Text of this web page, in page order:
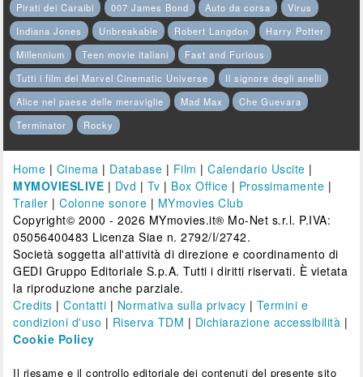
Pirati dei Caraibi
007 James Bond Auto da corsa
Virus
Indiana Jones
Unbreakable Robert Langdon
Harry Potter
Millennium
Teen movie italiani
Fast and Furious
Tutti i film del Marvel Cinematic Universe
Il signore degli anelli
Alice nel paese delle meraviglie
Mad Max
Che Guevara
Terminator
Rocky
Home | Cinema | Database | Film |Calendario Uscite |
MYMOVIESLIVE | Dvd | Tv | Box Office | Prossimamente |
Trailer |Colonne sonore | MYmovies Club
Copyright© 2000 - 2026 MYmovies.it® Mo-Net s.r.l. P.IVA:
05056400483 Licenza Siae n. 2792/I/2742.
Società soggetta all'attività di direzione e coordinamento di
GEDI Gruppo Editoriale S.p.A. Tutti i diritti riservati. È vietata
la riproduzione anche parziale.
Credits |Contatti | Normativa sulla privacy | Termini e
condizioni d'uso | Riserva TDM | Dichiarazione accessibilità |
Cookie Policy
Il riesame e il controllo editoriale dei contenuti del presente sito